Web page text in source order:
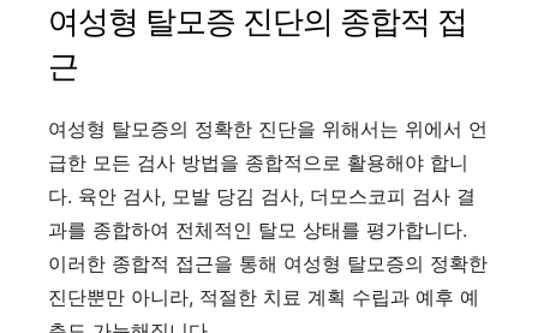
여성형 탈모증 진단의 종합적 접
근
여성형 탈모증의 정확한 진단을 위해서는 위에서 언
급한 모든 검사 방법을 종합적으로 활용해야 합니
다. 육안 검사, 모발 당김 검사, 더모스코피 검사 결
과를 종합하여 전체적인 탈모 상태를 평가합니다.
이러한 종합적 접근을 통해 여성형 탈모증의 정확한
진단뿐만 아니라, 적절한 치료 계획 수립과 예후 예